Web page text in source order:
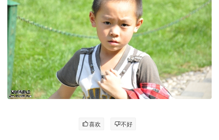
喜欢 不好